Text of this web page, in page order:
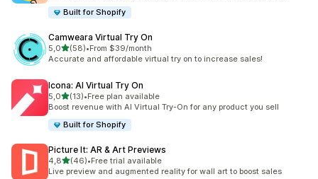
Built for Shopify
Camweara Virtual Try On
5,05 yıldız üzerinden
(58)
toplam 58 değerlendirme
•From $39/month
Accurate and affordable virtual try on to increase sales!
Icona: AI Virtual Try On
5,05 yıldız üzerinden
(13)
toplam 13 değerlendirme
•Free plan available
Boost revenue with AI Virtual Try-On for any product you sell
Built for Shopify
Picture It: AR & Art Previews
4,85 yıldız üzerinden
(46)
toplam 46 değerlendirme
•Free trial available
Live preview and augmented reality for wall art to boost sales